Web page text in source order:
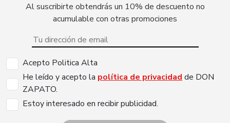
Al suscribirte obtendrás un 10% de descuento no
acumulable con otras promociones
Acepto Politica Alta
He leído y acepto la política de privacidad de DON
ZAPATO.
Estoy interesado en recibir publicidad.